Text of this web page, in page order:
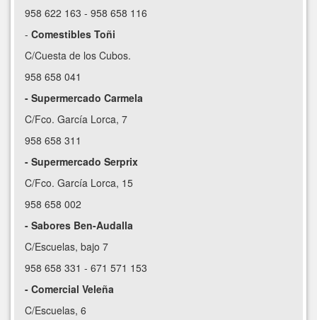
958 622 163 - 958 658 116
- Comestibles Toñi
C/Cuesta de los Cubos.
958 658 041
- Supermercado Carmela
C/Fco. García Lorca, 7
958 658 311
- Supermercado Serprix
C/Fco. García Lorca, 15
958 658 002
- Sabores Ben-Audalla
C/Escuelas, bajo 7
958 658 331 - 671 571 153
- Comercial Veleña
C/Escuelas, 6